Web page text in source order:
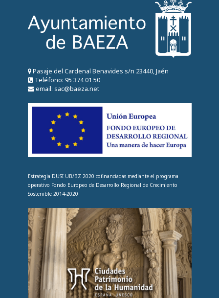
Pasaje del Cardenal Benavides s/n 23440, Jaén
Teléfono: 95 374 01 50
email: sac@baeza.net
Estrategia DUSI UB/BZ 2020 cofinanciadas mediante el programa
operativo Fondo Europeo de Desarrollo Regional de Crecimiento
Sostenible 2014-2020